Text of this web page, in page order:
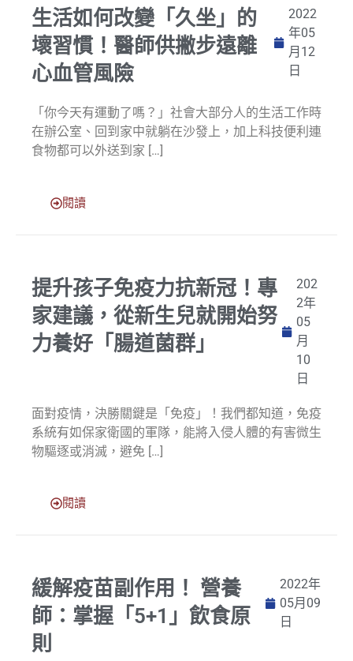
生活如何改變「久坐」的
壞習慣！醫師供撇步遠離
心血管風險
2022
年05
月12
日
「你今天有運動了嗎？」社會大部分人的生活工作時
在辦公室、回到家中就躺在沙發上，加上科技便利連
食物都可以外送到家 […]
閱讀
提升孩子免疫力抗新冠！專
家建議，從新生兒就開始努
力養好「腸道菌群」
202
2年
05
月
10
日
面對疫情，決勝關鍵是「免疫」！我們都知道，免疫
系統有如保家衛國的軍隊，能將入侵人體的有害微生
物驅逐或消滅，避免 […]
閱讀
緩解疫苗副作用！ 營養
師：掌握「5+1」飲食原
則
2022年
05月09
日